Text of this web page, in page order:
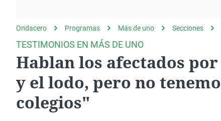
Como el perro y el
gato
Operación Viuda
Negra
País Vasco
Ondacero Programas Más de uno Secciones
TESTIMONIOS EN MÁS DE UNO
Hablan los afectados
y el lodo, pero no
colegios"